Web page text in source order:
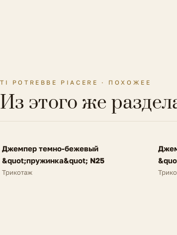
TI POTREBBE PIACERE · ПОХОЖЕЕ
Из этого же
NEW
FV
Джемпер темно-бежевый
&quot;пружинка&quot; N25
Трикотаж